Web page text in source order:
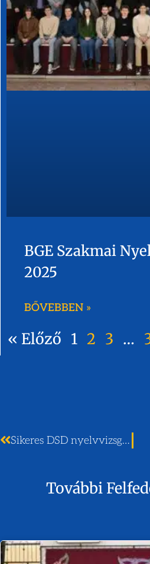
BGE Szakmai
2025
BŐVEBBEN »
« Előző 1 2 3 …
Sikeres DSD nyelvvizsgák 2017
További